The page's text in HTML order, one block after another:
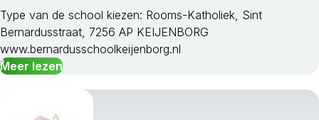
Type van de school kiezen: Rooms-Katholiek, Sint
Bernardusstraat, 7256 AP KEIJENBORG
www.bernardusschoolkeijenborg.nl
Meer lezen